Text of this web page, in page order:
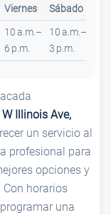
Viernes Sábado
10 a.m.–
6 p.m.
10 a.m.–
3 p.m.
Illinois Ave,
un servicio al
profesional para
opciones y
horarios
una